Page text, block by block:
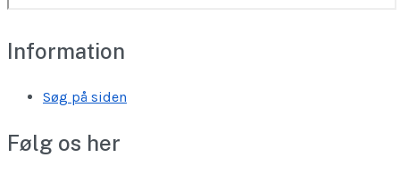
Information
Søg på siden
Følg os her